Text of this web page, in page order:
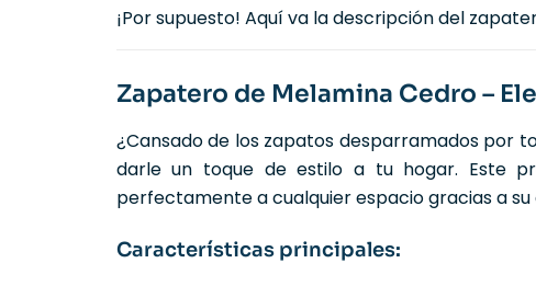
¡Por supuesto! Aquí va la descripción del
Zapatero de Melamina Cedro –
¿Cansado de los zapatos desparramados por
darle un toque de estilo a tu hogar. Este
perfectamente a cualquier espacio gracias a
Características principales: